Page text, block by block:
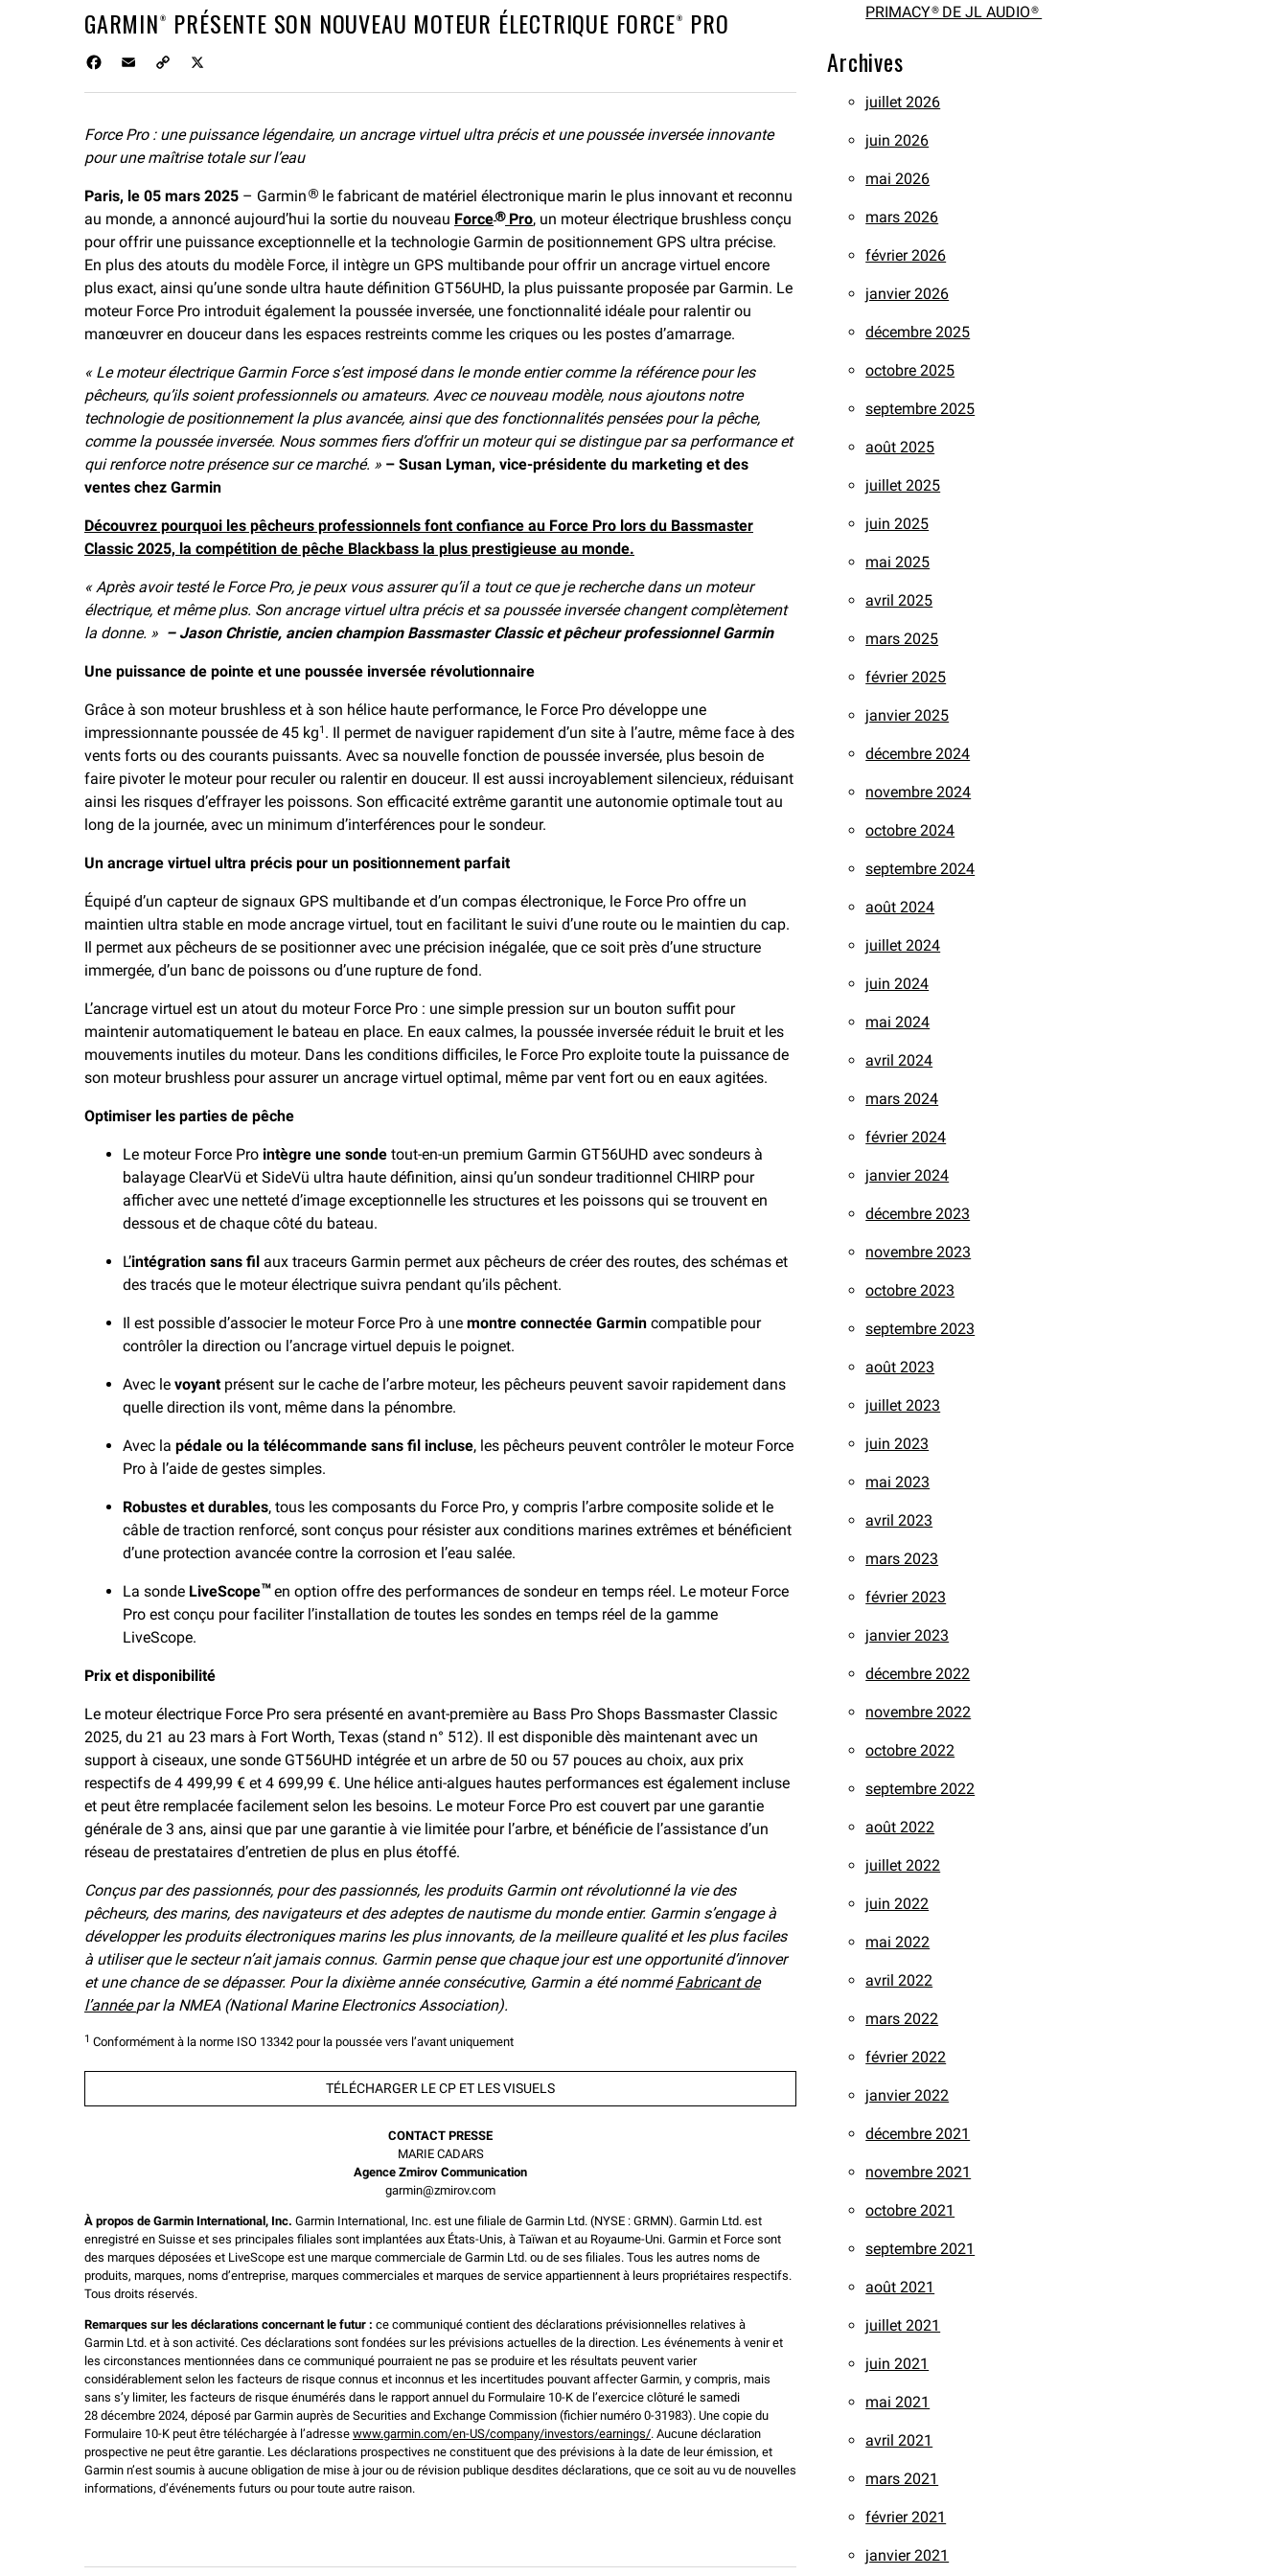
GARMIN® PRÉSENTE SON NOUVEAU MOTEUR ÉLECTRIQUE FORCE® PRO
b
o
k
l
L
i
k
Force Pro : une puissance légendaire, un ancrage virtuel ultra précis et une poussée inversée innovante
pour une maîtrise totale sur l’eau
Paris, le 05 mars 2025 – Garmin ® le fabricant de matériel électronique marin le plus innovant et reconnu
au monde, a annoncé aujourd’hui la sortie du nouveau Force®Pro, un moteur électrique brushless conçu
pour offrir une puissance exceptionnelle et la technologie Garmin de positionnement GPS ultra précise.
En plus des atouts du modèle Force, il intègre un GPS multibande pour offrir un ancrage virtuel encore
plus exact, ainsi qu’une sonde ultra haute définition GT56UHD, la plus puissante proposée par Garmin. Le
moteur Force Pro introduit également la poussée inversée, une fonctionnalité idéale pour ralentir ou
manœuvrer en douceur dans les espaces restreints comme les criques ou les postes d’amarrage.
« Le moteur électrique Garmin Force s’est imposé dans le monde entier comme la référence pour les
pêcheurs, qu’ils soient professionnels ou amateurs. Avec ce nouveau modèle, nous ajoutons notre
technologie de positionnement la plus avancée, ainsi que des fonctionnalités pensées pour la pêche,
comme la poussée inversée. Nous sommes fiers d’offrir un moteur qui se distingue par sa performance et
qui renforce notre présence sur ce marché. » – Susan Lyman, vice-présidente du marketing et des
ventes chez Garmin
Découvrez pourquoi les pêcheurs professionnels font confiance au Force Pro lors du Bassmaster
Classic 2025, la compétition de pêche Blackbass la plus prestigieuse au monde.
« Après avoir testé le Force Pro, je peux vous assurer qu’il a tout ce que je recherche dans un moteur
électrique, et même plus. Son ancrage virtuel ultra précis et sa poussée inversée changent complètement
la donne. » – Jason Christie, ancien champion Bassmaster Classic et pêcheur professionnel Garmin
Une puissance de pointe et une poussée inversée révolutionnaire
Grâce à son moteur brushless et à son hélice haute performance, le Force Pro développe une
impressionnante poussée de 45 kg1 . Il permet de naviguer rapidement d’un site à l’autre, même face à des
vents forts ou des courants puissants. Avec sa nouvelle fonction de poussée inversée, plus besoin de
faire pivoter le moteur pour reculer ou ralentir en douceur. Il est aussi incroyablement silencieux, réduisant
ainsi les risques d’effrayer les poissons. Son efficacité extrême garantit une autonomie optimale tout au
long de la journée, avec un minimum d’interférences pour le sondeur.
Un ancrage virtuel ultra précis pour un positionnement parfait
Équipé d’un capteur de signaux GPS multibande et d’un compas électronique, le Force Pro offre un
maintien ultra stable en mode ancrage virtuel, tout en facilitant le suivi d’une route ou le maintien du cap.
Il permet aux pêcheurs de se positionner avec une précision inégalée, que ce soit près d’une structure
immergée, d’un banc de poissons ou d’une rupture de fond.
L’ancrage virtuel est un atout du moteur Force Pro : une simple pression sur un bouton suffit pour
maintenir automatiquement le bateau en place. En eaux calmes, la poussée inversée réduit le bruit et les
mouvements inutiles du moteur. Dans les conditions difficiles, le Force Pro exploite toute la puissance de
son moteur brushless pour assurer un ancrage virtuel optimal, même par vent fort ou en eaux agitées.
Optimiser les parties de pêche
Le moteur Force Pro intègre une sonde tout-en-un premium Garmin GT56UHD avec sondeurs à
balayage ClearVü et SideVü ultra haute définition, ainsi qu’un sondeur traditionnel CHIRP pour
afficher avec une netteté d’image exceptionnelle les structures et les poissons qui se trouvent en
dessous et de chaque côté du bateau.
L’intégration sans fil aux traceurs Garmin permet aux pêcheurs de créer des routes, des schémas et
des tracés que le moteur électrique suivra pendant qu’ils pêchent.
Il est possible d’associer le moteur Force Pro à une montre connectée Garmin compatible pour
contrôler la direction ou l’ancrage virtuel depuis le poignet.
Avec le voyant présent sur le cache de l’arbre moteur, les pêcheurs peuvent savoir rapidement dans
quelle direction ils vont, même dans la pénombre.
Avec la pédale ou la télécommande sans fil incluse, les pêcheurs peuvent contrôler le moteur Force
Pro à l’aide de gestes simples.
Robustes et durables, tous les composants du Force Pro, y compris l’arbre composite solide et le
câble de traction renforcé, sont conçus pour résister aux conditions marines extrêmes et bénéficient
d’une protection avancée contre la corrosion et l’eau salée.
La sonde LiveScope™en option offre des performances de sondeur en temps réel. Le moteur Force
Pro est conçu pour faciliter l’installation de toutes les sondes en temps réel de la gamme
LiveScope.
Prix et disponibilité
Le moteur électrique Force Pro sera présenté en avant-première au Bass Pro Shops Bassmaster Classic
2025, du 21 au 23 mars à Fort Worth, Texas (stand n° 512). Il est disponible dès maintenant avec un
support à ciseaux, une sonde GT56UHD intégrée et un arbre de 50 ou 57 pouces au choix, aux prix
respectifs de 4 499,99 € et 4 699,99 €. Une hélice anti-algues hautes performances est également incluse
et peut être remplacée facilement selon les besoins. Le moteur Force Pro est couvert par une garantie
générale de 3 ans, ainsi que par une garantie à vie limitée pour l’arbre, et bénéficie de l’assistance d’un
réseau de prestataires d’entretien de plus en plus étoffé.
Conçus par des passionnés, pour des passionnés, les produits Garmin ont révolutionné la vie des
pêcheurs, des marins, des navigateurs et des adeptes de nautisme du monde entier. Garmin s’engage à
développer les produits électroniques marins les plus innovants, de la meilleure qualité et les plus faciles
à utiliser que le secteur n’ait jamais connus. Garmin pense que chaque jour est une opportunité d’innover
et une chance de se dépasser. Pour la dixième année consécutive, Garmin a été nomméFabricant de
l’annéepar la NMEA (National Marine Electronics Association).
1 Conformément à la norme ISO 13342 pour la poussée vers l’avant uniquement
TÉLÉCHARGER LE CP ET LES VISUELS
CONTACT PRESSE
MARIE CADARS
Agence Zmirov Communication
garmin@zmirov.com
À propos de Garmin International, Inc. Garmin International, Inc. est une filiale de Garmin Ltd. (NYSE : GRMN). Garmin Ltd. est
enregistré en Suisse et ses principales filiales sont implantées aux États-Unis, à Taïwan et au Royaume-Uni. Garmin et Force sont
des marques déposées et LiveScope est une marque commerciale de Garmin Ltd. ou de ses filiales. Tous les autres noms de
produits, marques, noms d’entreprise, marques commerciales et marques de service appartiennent à leurs propriétaires respectifs.
Tous droits réservés.
Remarques sur les déclarations concernant le futur : ce communiqué contient des déclarations prévisionnelles relatives à
Garmin Ltd. et à son activité. Ces déclarations sont fondées sur les prévisions actuelles de la direction. Les événements à venir et
les circonstances mentionnées dans ce communiqué pourraient ne pas se produire et les résultats peuvent varier
considérablement selon les facteurs de risque connus et inconnus et les incertitudes pouvant affecter Garmin, y compris, mais
sans s’y limiter, les facteurs de risque énumérés dans le rapport annuel du Formulaire 10-K de l’exercice clôturé le samedi
28 décembre 2024, déposé par Garmin auprès de Securities and Exchange Commission (fichier numéro 0-31983). Une copie du
Formulaire 10-K peut être téléchargée à l’adresse www.garmin.com/en-US/company/investors/earnings/. Aucune déclaration
prospective ne peut être garantie. Les déclarations prospectives ne constituent que des prévisions à la date de leur émission, et
Garmin n’est soumis à aucune obligation de mise à jour ou de révision publique desdites déclarations, que ce soit au vu de nouvelles
informations, d’événements futurs ou pour toute autre raison.
PRIMACY® DE JL AUDIO®
Archives
juillet 2026
juin 2026
mai 2026
mars 2026
février 2026
janvier 2026
décembre 2025
octobre 2025
septembre 2025
août 2025
juillet 2025
juin 2025
mai 2025
avril 2025
mars 2025
février 2025
janvier 2025
décembre 2024
novembre 2024
octobre 2024
septembre 2024
août 2024
juillet 2024
juin 2024
mai 2024
avril 2024
mars 2024
février 2024
janvier 2024
décembre 2023
novembre 2023
octobre 2023
septembre 2023
août 2023
juillet 2023
juin 2023
mai 2023
avril 2023
mars 2023
février 2023
janvier 2023
décembre 2022
novembre 2022
octobre 2022
septembre 2022
août 2022
juillet 2022
juin 2022
mai 2022
avril 2022
mars 2022
février 2022
janvier 2022
décembre 2021
novembre 2021
octobre 2021
septembre 2021
août 2021
juillet 2021
juin 2021
mai 2021
avril 2021
mars 2021
février 2021
janvier 2021